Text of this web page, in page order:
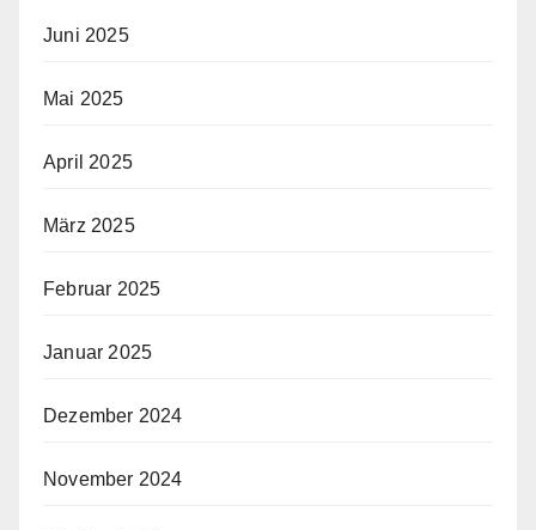
Juni 2025
Mai 2025
April 2025
März 2025
Februar 2025
Januar 2025
Dezember 2024
November 2024